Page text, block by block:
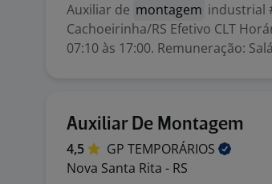
Auxiliar de montagem industrial
Cachoeirinha/RS Efetivo CLT
07:10 às 17:00. Remuneração:
Auxiliar De Montagem
4,5 GP TEMPORÁRIOS
Nova Santa Rita - RS